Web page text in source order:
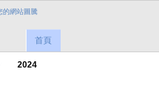
首頁
2024